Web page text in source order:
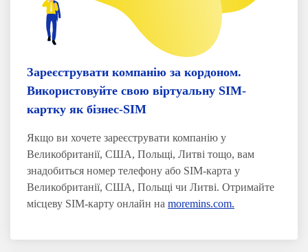
Зареєструвати компанію за кордоном.
Використовуйте свою віртуальну SIM-
картку як бізнес-SIM
Якщо ви хочете зареєструвати компанію у
Великобританії, США, Польщі, Литві тощо, вам
знадобиться номер телефону або SIM-карта у
Великобританії, США, Польщі чи Литві. Отримайте
місцеву SIM-карту онлайн на moremins.com.